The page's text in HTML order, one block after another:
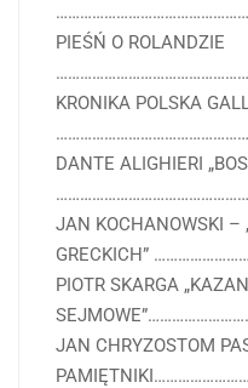
PIEŚŃ O ROLANDZIE
KRONIKA POLSKA
DANTE ALIGHIERI
JAN KOCHANOWSKI –
GRECKICH”
PIOTR SKARGA
JAN CHRYZOSTOM